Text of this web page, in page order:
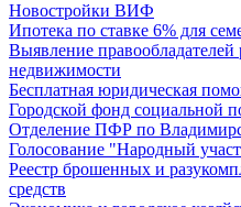
Новостройки ВИФ
Ипотека по ставке 6% для
Выявление правообладателей
недвижимости
Бесплатная юридическая
Городской фонд социальной
Отделение ПФР по
Голосование "Народный
Реестр брошенных и
средств